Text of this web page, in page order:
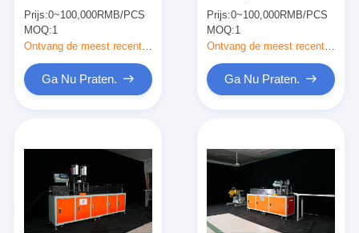
Gemakkelijk te
bedienen Lage
energieverbruik
Prijs:0~100,000RMB/PCS
MOQ:1
Ontvang de meest recente Prijs
Ga Nu Praten.
efficiënt gieten
gemakkelijk te
bedienen
Prijs:0~100,000RMB/PCS
MOQ:1
Ga Nu Praten.